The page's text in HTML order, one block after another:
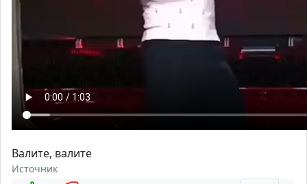
Валите, валите
Источник